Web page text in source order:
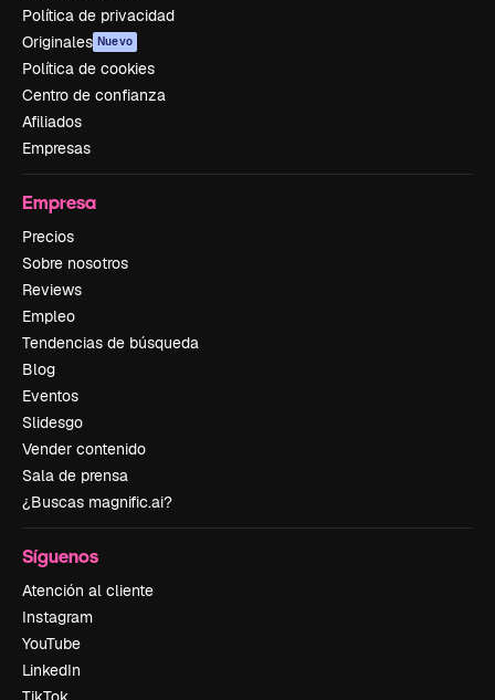
Política de privacidad
Originales Nuevo
Política de cookies
Centro de confianza
Afiliados
Empresas
Empresa
Precios
Sobre nosotros
Reviews
Empleo
Tendencias de búsqueda
Blog
Eventos
Slidesgo
Vender contenido
Sala de prensa
¿Buscas magnific.ai?
Síguenos
Atención al cliente
Instagram
YouTube
LinkedIn